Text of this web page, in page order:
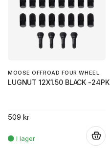
MOOSE OFFROAD FOUR WHEEL
LUGNUT 12X1.50 BLACK -24PK
509 kr